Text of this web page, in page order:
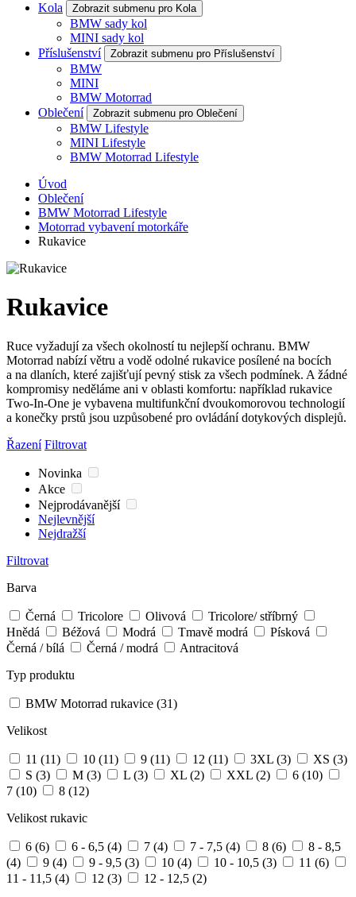
Kola Zobrazit submenu pro Kola
BMW sady kol
MINI sady kol
Příslušenství
Zobrazit submenu pro Příslušenství
BMW
MINI
BMW Motorrad
Oblečení
Zobrazit submenu pro Oblečení
BMW Lifestyle
MINI Lifestyle
BMW Motorrad Lifestyle
Úvod
Oblečení
BMW Motorrad Lifestyle
Motorrad vybavení motorkáře
Rukavice
Rukavice
Ruce vyžadují za všech okolností tu nejlepší ochranu. BMW
Motorrad nabízí větru a vodě odolné rukavice posílené na bocích
a na dlaních, které zajišťují pevný stisk za všech podmínek. A žádné
kompromisy neděláme ani v oblasti komfortu: například rukavice
Two-In-One je vybavena multifunkční dvoukomorovou technologií
a konečky prstů jsou uzpůsobené pro ovládání dotykových displejů.
Řazení Filtrovat
Novinka
Akce
Nejprodávanější
Nejlevnější
Nejdražší
Filtrovat
Barva
Černá Tricolore Olivová
Tricolore/ stříbrný
Hnědá
Béžová Modrá Tmavě modrá
Písková
Černá / bílá
Černá / modrá
Antracitová
Typ produktu
BMW Motorrad rukavice (31)
Velikost
11 (11) 10 (11) 9 (11) 12 (11) 3XL (3) XS (3)
S (3) M (3) L (3) XL (2) XXL (2) 6 (10)
7 (10) 8 (12)
Velikost rukavic
6 (6) 6 - 6,5 (4) 7 (4) 7 - 7,5 (4) 8 (6)
8 - 8,5
(4)
9 (4) 9 - 9,5 (3) 10 (4) 10 - 10,5 (3) 11 (6)
11 - 11,5 (4) 12 (3) 12 - 12,5 (2)